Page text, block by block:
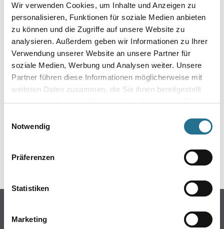
Wir verwenden Cookies, um Inhalte und Anzeigen zu
personalisieren, Funktionen für soziale Medien anbieten
zu können und die Zugriffe auf unsere Website zu
analysieren. Außerdem geben wir Informationen zu Ihrer
Verwendung unserer Website an unsere Partner für
soziale Medien, Werbung und Analysen weiter. Unsere
Partner führen diese Informationen möglicherweise mit
weiteren Daten zusammen, die Sie ihnen bereitgestellt
haben oder die sie im Rahmen Ihrer Nutzung der Dienste
Notwendig
Präferenzen
Statistiken
Marketing
- Überstreichbar
- Einfach zu installieren
- Überragende Qualität
- Flexibel
ZUSATZINFOS
SPEZIFIKATIONEN
Farbe